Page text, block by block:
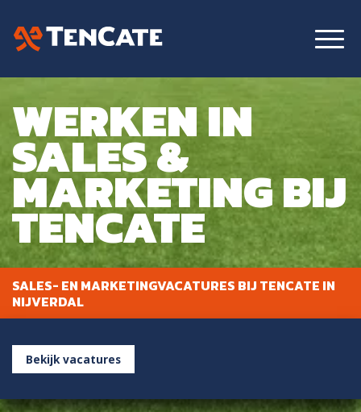
WERKEN IN
SALES &
MARKETING BIJ
TENCATE
SALES- EN MARKETINGVACATURES BIJ TENCATE IN
NIJVERDAL
Bekijk vacatures